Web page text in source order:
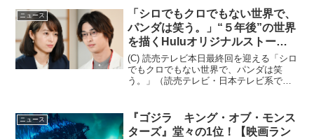
れ、西内まりやさんと篠原信一さんが作
品内の登場人物に...
ニュース
「シロでもクロでもない世界で、
パンダは笑う。」“５年後”の世界
を描くHuluオリジナルストーリ
ー配信！
(C) 読売テレビ本日最終回を迎える「シロ
でもクロでもない世界で、パンダは笑
う。」（読売テレビ・日本テレビ系で毎
配信サービスHuluでオリジナルストーリ
ー「シロで...
ニュース
『ゴジラ キング・オブ・モンス
ターズ』堂々の1位！【映画ラン